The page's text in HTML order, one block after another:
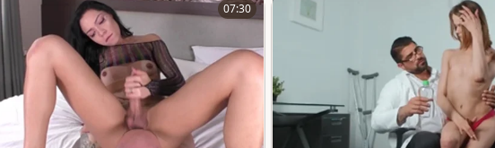
07:30